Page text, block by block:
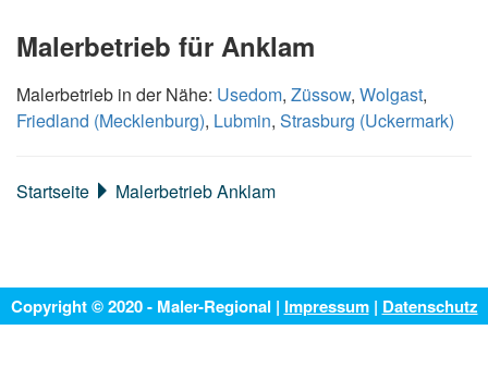
Malerbetrieb für Anklam
Malerbetrieb in der Nähe: Usedom, Züssow, Wolgast,
Friedland (Mecklenburg), Lubmin, Strasburg (Uckermark)
Startseite Malerbetrieb Anklam
Copyright © 2020 - Maler-Regional | Impressum| Datenschutz